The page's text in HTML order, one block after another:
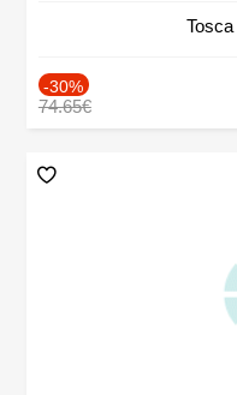
Tosca
-30%
74.65€